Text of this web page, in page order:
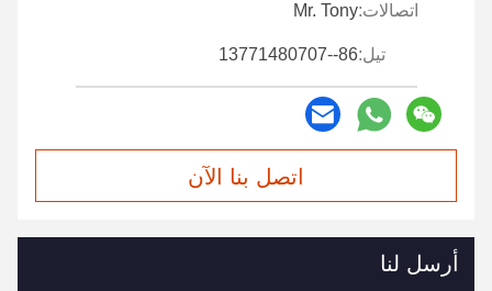
اتصالات:Mr. Tony
تيل:86--13771480707
اتصل بنا الآن
أرسل لنا